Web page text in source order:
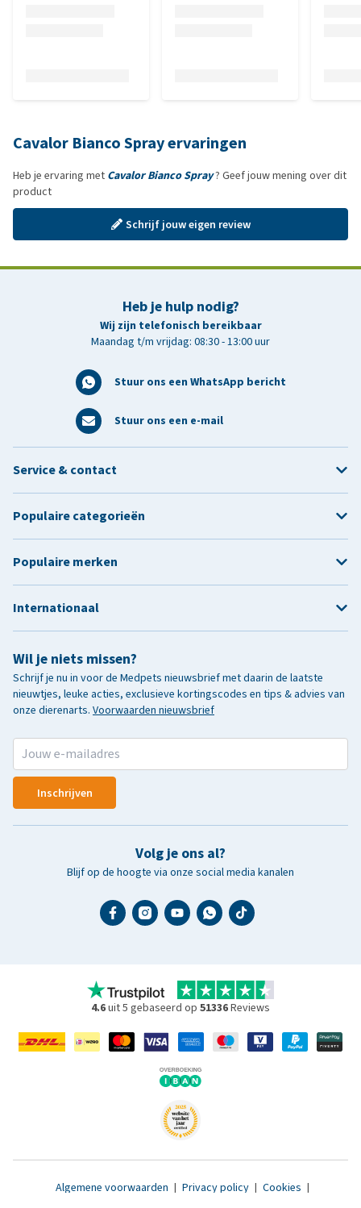
Cavalor Bianco Spray ervaringen
Heb je ervaring met Cavalor Bianco Spray? Geef jouw mening over dit
product
Schrijf jouw eigen review
Heb je hulp nodig?
Wij zijn telefonisch bereikbaar
Maandag t/m vrijdag: 08:30 - 13:00 uur
Stuur ons een WhatsApp bericht
Stuur ons een e-mail
Wil je niets missen?
Schrijf je nu in voor de Medpets nieuwsbrief met daarin de laatste
nieuwtjes, leuke acties, exclusieve kortingscodes en tips & advies van
onze dierenarts. Voorwaarden nieuwsbrief
Inschrijven
Volg je ons al?
Blijf op de hoogte via onze social media kanalen
Service & contact
Populaire categorieën
Populaire merken
Internationaal
4.6uit 5 gebaseerd op 51336Reviews
Algemene voorwaarden | Privacy policy | Cookies |